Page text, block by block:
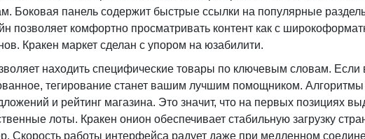
Боковая панель содержит быстрые ссылки на популярные
позволяет комфортно просматривать контент как с
Кракен маркет сделан с упором на юзабилити.
находить специфические товары по ключевым словам. Если
тегирование станет вашим лучшим помощником.
и рейтинг магазина. Это значит, что на первых позициях
лоты. Кракен онион обеспечивает стабильную загрузку
Скорость работы интерфейса радует даже при медленном